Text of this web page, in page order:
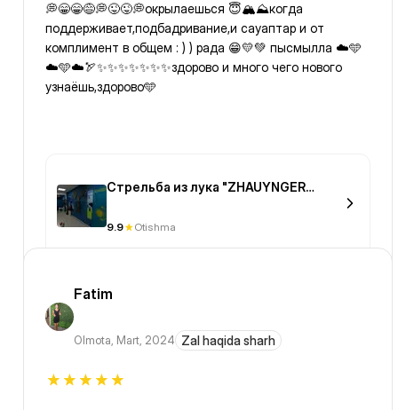
💭😁😁😅💭😜😜💭окрылаешься 😇🏔⛰️когда
поддерживает,подбадривание,и сауаптар и от
комплимент в общем : ) ) рада 😁💛💚 пысмылла ☁️🩵
☁️🩵☁️🏹✨️✨️✨️✨️✨️✨️✨️здорово и много чего нового
узнаёшь,здорово🩵
Стрельба из лука "ZHAUYNGER
9.9 Otishma
Fatim
Olmota, Mart, 2024 Zal haqida sharh